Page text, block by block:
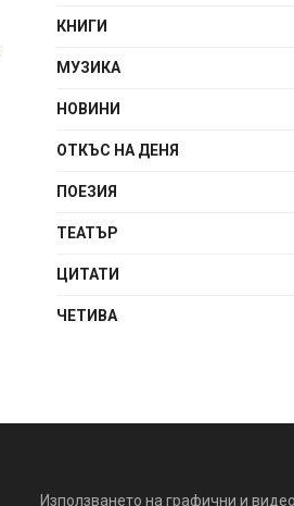
КНИГИ
МУЗИКА
НОВИНИ
ОТКЪС НА ДЕНЯ
ПОЕЗИЯ
ТЕАТЪР
ЦИТАТИ
ЧЕТИВА
Използването на графични и